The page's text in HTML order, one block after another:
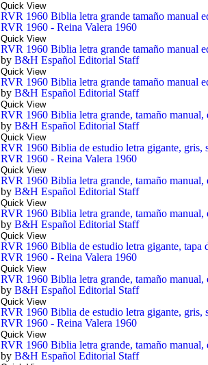
Quick View
RVR 1960 Biblia letra grande tamaño manual
RVR 1960 - Reina Valera 1960
Quick View
RVR 1960 Biblia letra grande tamaño manual
by B&H Español Editorial Staff
Quick View
RVR 1960 Biblia letra grande tamaño manual
by B&H Español Editorial Staff
Quick View
RVR 1960 Biblia letra grande, tamaño
by B&H Español Editorial Staff
Quick View
RVR 1960 Biblia de estudio letra gigante, gris,
RVR 1960 - Reina Valera 1960
Quick View
RVR 1960 Biblia letra grande, tamaño
by B&H Español Editorial Staff
Quick View
RVR 1960 Biblia letra grande, tamaño manual,
by B&H Español Editorial Staff
Quick View
RVR 1960 Biblia de estudio letra gigante, tapa
RVR 1960 - Reina Valera 1960
Quick View
RVR 1960 Biblia letra grande, tamaño
by B&H Español Editorial Staff
Quick View
RVR 1960 Biblia de estudio letra gigante, gris,
RVR 1960 - Reina Valera 1960
Quick View
RVR 1960 Biblia letra grande, tamaño
by B&H Español Editorial Staff